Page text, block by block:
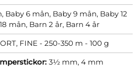
Baby 6 mån, Baby 9 mån, Baby 12
mån, Barn 2 år, Barn 4 år
FINE - 250-350 m - 100 g
3½ mm, 4 mm